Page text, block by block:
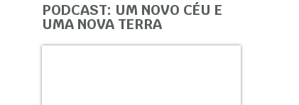
PODCAST: UM NOVO CÉU E
UMA NOVA TERRA